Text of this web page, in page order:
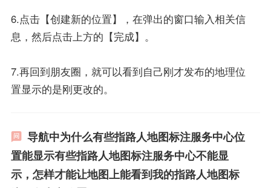
6.点击【创建新的位置】，在弹出的窗口输入相关信
息，然后点击上方的【完成】。
7.再回到朋友圈，就可以看到自己刚才发布的地理位
置显示的是刚更改的。
导航中为什么有些指路人地图标注服务中心位
置能显示有些指路人地图标注服务中心不能显
示，怎样才能让地图上能看到我的指路人地图标